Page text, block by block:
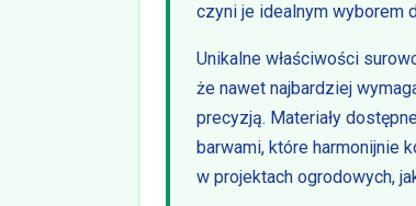
czyni je idealnym wyborem
Unikalne właściwości
że nawet najbardziej
precyzją. Materiały
barwami, które harmonijnie
w projektach ogrodowych,